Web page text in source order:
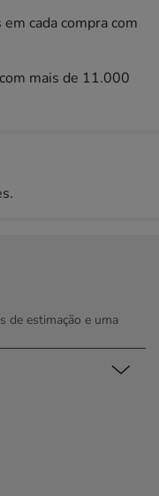
cada compra com
mais de 11.000
de estimação e uma